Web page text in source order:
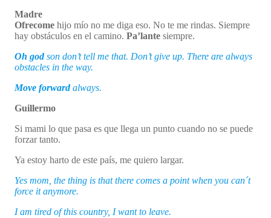
Madre
Ofrecome hijo mío no me diga eso. No te me rindas. Siempre
hay obstáculos en el camino. Pa’lante siempre.
Oh godson don’t tell me that. Don’t give up. There are always
obstacles in the way.
Move forwardalways.
Guillermo
Si mami lo que pasa es que llega un punto cuando no se puede
forzar tanto.
Ya estoy harto de este país, me quiero largar.
Yes mom, the thing is that there comes a point when you can´t
force it anymore.
I am tired of this country, I want to leave.